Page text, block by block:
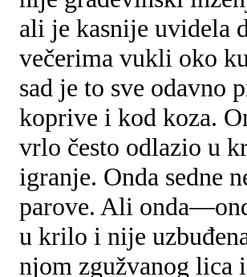
ali je kasnije uvidela
večerima vukli oko
sad je to sve odavno
koprive i kod koza.
vrlo često odlazio u
igranje. Onda sedne
parove. Ali
u krilo i nije
njom zgužvanog lica